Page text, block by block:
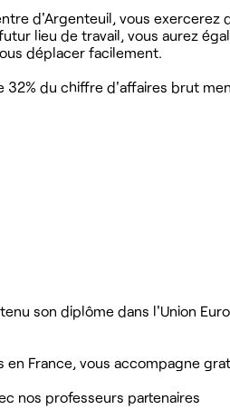
d'Argenteuil, vous exercerez
lieu de travail, vous aurez
déplacer facilement.
du chiffre d'affaires brut
son diplôme dans l'Union
France, vous accompagne
nos professeurs partenaires